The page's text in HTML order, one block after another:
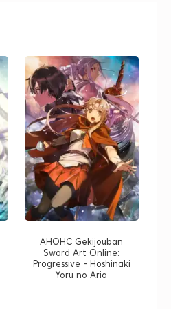
АНОНС Gekijouban
Sword Art Online:
Progressive - Hoshinaki
Yoru no Aria